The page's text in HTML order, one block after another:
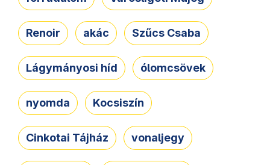
Renoir akác Szűcs Csaba
Lágymányosi híd ólomcsövek
nyomda Kocsiszín
Cinkotai Tájház vonaljegy